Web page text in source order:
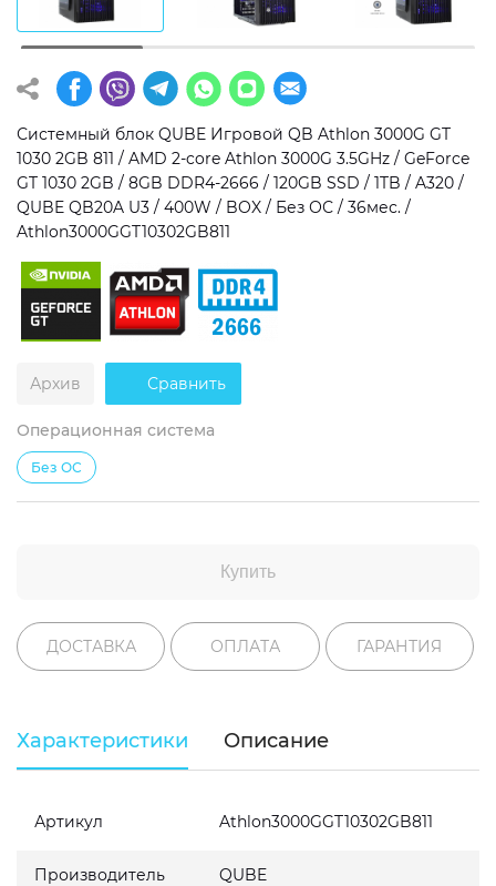
Операционная система
Windows 11 Home
Windows 11 Pro
Без ОС
Тип накопителя
SSD
HDD
SSD + HDD
Дополнительно
RGB-подсветка
Разблокированный множитель CPU
Сверхбыстрый M.2 SSD NVME
Системный блок QUBE Игровой QB Athlon 3000G GT
1030 2GB 811 / AMD 2-core Athlon 3000G 3.5GHz / GeForce
GT 1030 2GB / 8GB DDR4-2666 / 120GB SSD / 1TB / A320 /
QUBE QB20A U3 / 400W / BOX / Без ОС / 36мес. /
Athlon3000GGT10302GB811
Архив Сравнить
Операционная система
Без ОС
Купить
ДОСТАВКА ОПЛАТА ГАРАНТИЯ
Характеристики Описание
Артикул Athlon3000GGT10302GB811
Производитель
QUBE